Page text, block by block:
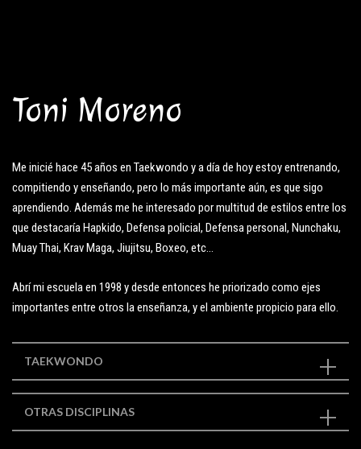
Toni Moreno
Me inicié hace 45 años en Taekwondo y a día de hoy estoy entrenando,
compitiendo y enseñando, pero lo más importante aún, es que sigo
aprendiendo. Además me he interesado por multitud de estilos entre los
que destacaría Hapkido, Defensa policial, Defensa personal, Nunchaku,
Muay Thai, Krav Maga, Jiujitsu, Boxeo, etc…
Abrí mi escuela en 1998 y desde entonces he priorizado como ejes
importantes entre otros la enseñanza, y el ambiente propicio para ello.
TAEKWONDO
OTRAS DISCIPLINAS